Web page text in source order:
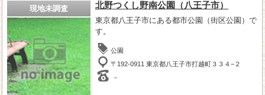
現地未調査 北野つくし野南公園（八王子市）
東京都八王子市にある都市公園（街区公園）で
す。
公園
〒192-0911 東京都八王子市打越町３３４−２
－